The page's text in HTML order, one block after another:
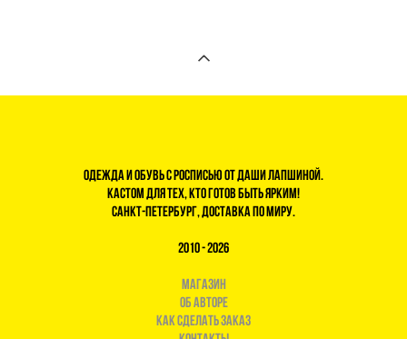
Одежда и обувь с росписью от Даши Лапшиной.
Кастом для тех, кто готов быть ярким!
Санкт-Петербург, доставка по миру.
2010 - 2026
магазин
Об авторе
Как сделать заказ